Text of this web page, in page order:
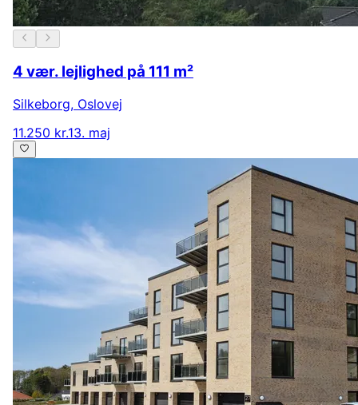
4 vær. lejlighed på 111 m²
Silkeborg, Oslovej
11.250 kr.13. maj